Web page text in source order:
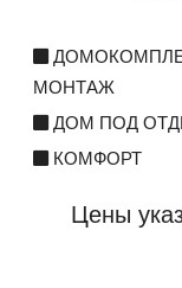
МОНТАЖ
ДОМ ПОД
КОМФОРТ
Цены